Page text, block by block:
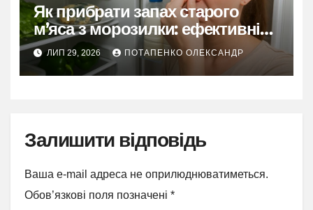
Як прибрати запах старого
м’яса з морозилки: ефективні
методи
ЛИП 29, 2026 ПОТАПЕНКО ОЛЕКСАНДР
Залишити відповідь
Ваша e-mail адреса не оприлюднюватиметься.
Обов’язкові поля позначені *